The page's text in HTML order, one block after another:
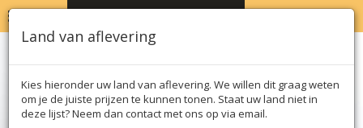
Land van aflevering
Kies hieronder uw land van aflevering. We willen dit graag weten
om je de juiste prijzen te kunnen tonen. Staat uw land niet in
deze lijst? Neem dan contact met ons op via email.